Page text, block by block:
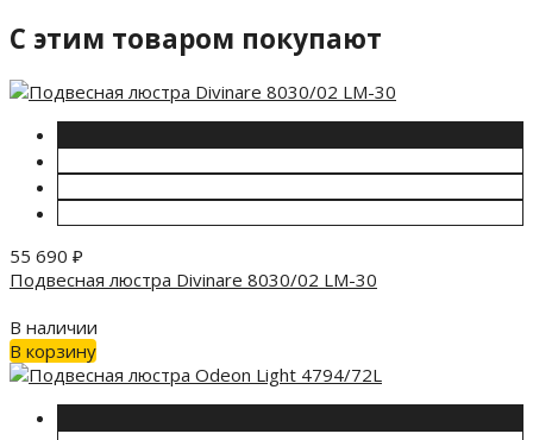
C этим товаром покупают
55 690 ₽
Подвесная люстра Divinare 8030/02 LM-30
В наличии
В корзину